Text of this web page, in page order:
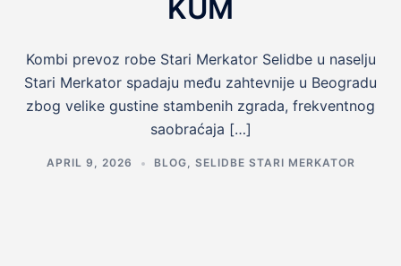
KUM
Kombi prevoz robe Stari Merkator Selidbe u naselju
Stari Merkator spadaju među zahtevnije u Beogradu
zbog velike gustine stambenih zgrada, frekventnog
saobraćaja […]
APRIL 9, 2026 BLOG, SELIDBE STARI MERKATOR